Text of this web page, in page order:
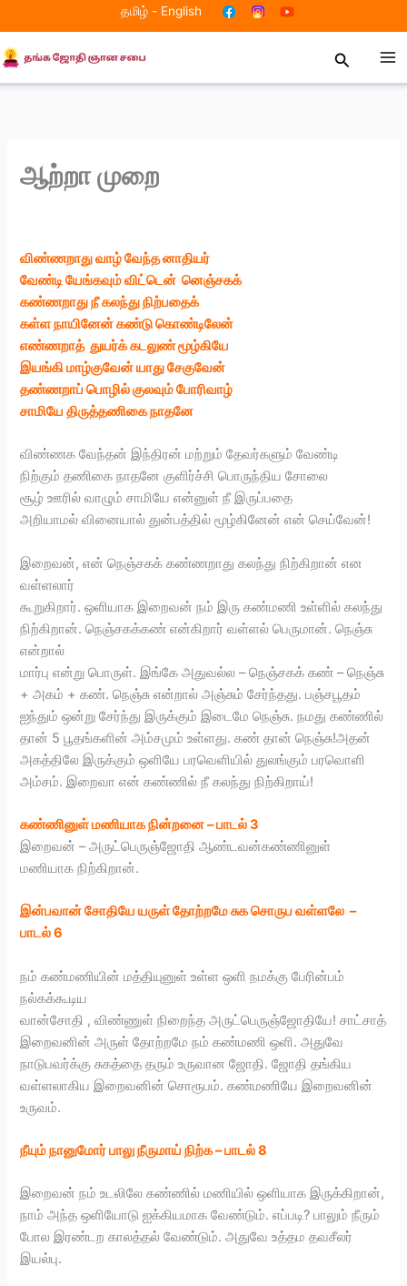
to
content
தமிழ்- English
Search
ஆற்றா முறை
விண்ணறாது வாழ் வேந்த னாதியர்
வேண்டி யேங்கவும் விட்டென் னெஞ்சகக்
கண்ணறாது நீ கலந்து நிற்பதைக்
கள்ள நாயினேன் கண்டு கொண்டிலேன்
எண்ணறாத் துயர்க் கடலுண் மூழ்கியே
இயங்கி மாழ்குவேன் யாது சேகுவேன்
தண்ணறாப் பொழில் குலவும் போரிவாழ்
சாமியே திருத்தணிகை நாதனே
விண்ணக வேந்தன் இந்திரன் மற்றும் தேவர்களும் வேண்டி
நிற்கும் தணிகை நாதனே குளிர்ச்சி பொருந்திய சோலை
சூழ் ஊரில் வாழும் சாமியே என்னுள் நீ இருப்பதை
அறியாமல் வினையால் துன்பத்தில் மூழ்கினேன் என் செய்வேன்!
இறைவன், என் நெஞ்சகக் கண்ணறாது கலந்து நிற்கிறான் என
வள்ளலார்
கூறுகிறார். ஒளியாக இறைவன் நம் இரு கண்மணி உள்ளில் கலந்து
நிற்கிறான். நெஞ்சகக்கண் என்கிறார் வள்ளல் பெருமான். நெஞ்சு
என்றால்
மார்பு என்று பொருள். இங்கே அதுவல்ல – நெஞ்சகக் கண் – நெஞ்சு
+ அகம் + கண். நெஞ்சு என்றால் அஞ்சும் சேர்ந்தது. பஞ்சபூதம்
ஐந்தும் ஒன்று சேர்ந்து இருக்கும் இடைமே நெஞ்சு. நமது கண்ணில்
தான் 5 பூதங்களின் அம்சமும் உள்ளது. கண் தான் நெஞ்சு!அதன்
அகத்திலே இருக்கும் ஒளியே பரவெளியில் துலங்கும் பரவொளி
அம்சம். இறைவா என் கண்ணில் நீ கலந்து நிற்கிறாய்!
கண்ணினுள் மணியாக நின்றனை – பாடல் 3
இறைவன் – அருட்பெருஞ்ஜோதி ஆண்டவன்கண்ணினுள்
மணியாக நிற்கிறான்.
இன்பவான் சோதியே யருள் தோற்றமேசுக சொருப வள்ளலே –
பாடல் 6
நம் கண்மணியின் மத்தியுனுள் உள்ள ஒளி நமக்கு பேரின்பம்
நல்கக்கூடிய
வான்சோதி , விண்ணுள் நிறைந்த அருட்பெருஞ்ஜோதியே! சாட்சாத்
இறைவனின் அருள் தோற்றமே நம் கண்மணி ஒளி. அதுவே
நாடுபவர்க்கு சுகத்தை தரும் உருவான ஜோதி. ஜோதி தங்கிய
வள்ளலாகிய இறைவனின் சொரூபம். கண்மணியே இறைவனின்
உருவம்.
நீயும் நானுமோர் பாலு நீருமாய் நிற்க – பாடல் 8
இறைவன் நம் உடலிலே கண்ணில் மணியில் ஒளியாக இருக்கிறான்,
நாம் அந்த ஒளியோடு ஐக்கியமாக வேண்டும். எப்படி? பாலும் நீரும்
போல இரண்டற காலத்தல் வேண்டும். அதுவே உத்தம தவசீலர்
இயல்பு.